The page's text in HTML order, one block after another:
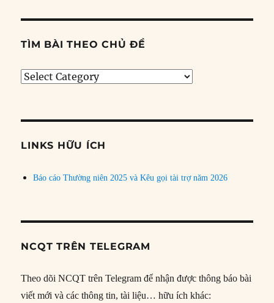
TÌM BÀI THEO CHỦ ĐỀ
Tìm
đề
LINKS HỮU ÍCH
Báo cáo Thường niên 2025 và Kêu gọi tài trợ năm 2026
NCQT TRÊN TELEGRAM
Theo dõi NCQT trên Telegram để nhận được thông báo bài
viết mới và các thông tin, tài liệu… hữu ích khác: